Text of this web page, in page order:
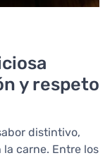
y respeto
distintivo,
carne. Entre los